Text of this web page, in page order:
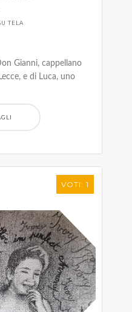
TELA
Gianni, cappellano
e di Luca, uno
VOTI: 1